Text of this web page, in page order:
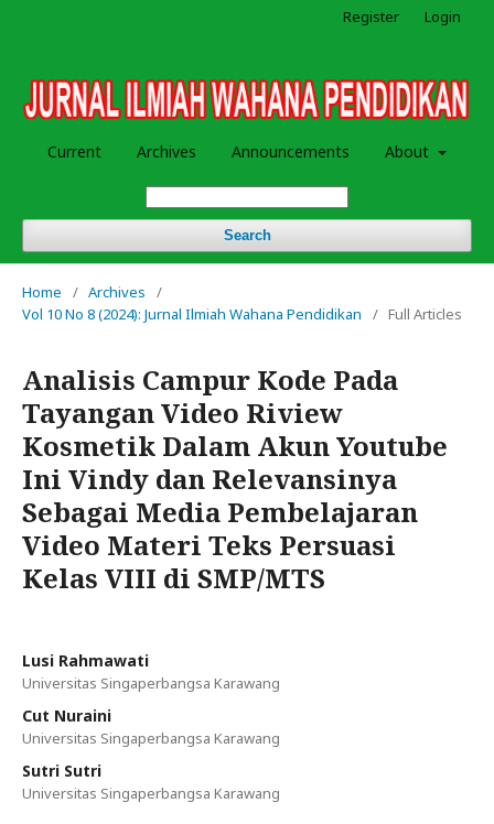
Current Archives Announcements About
Search
Register Login
Home / Archives
/
Vol 10 No 8 (2024): Jurnal Ilmiah Wahana Pendidikan
/ Full Articles
Analisis Campur Kode Pada
Tayangan Video Riview
Kosmetik Dalam Akun Youtube
Ini Vindy dan Relevansinya
Sebagai Media Pembelajaran
Video Materi Teks Persuasi
Kelas VIII di SMP/MTS
Lusi Rahmawati
Universitas Singaperbangsa Karawang
Cut Nuraini
Universitas Singaperbangsa Karawang
Sutri Sutri
Universitas Singaperbangsa Karawang